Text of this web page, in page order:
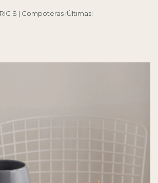
S | Compoteras ¡Últimas!